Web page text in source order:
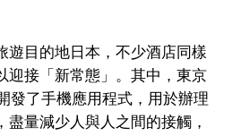
遊目的地日本，不少酒店同樣
迎接「新常態」。其中，東京
發了手機應用程式，用於辦理
量減少人與人之間的接觸，